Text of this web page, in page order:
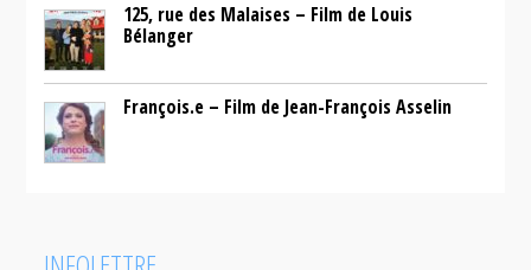
125, rue des Malaises – Film de Louis
Bélanger
François.e – Film de Jean-François Asselin